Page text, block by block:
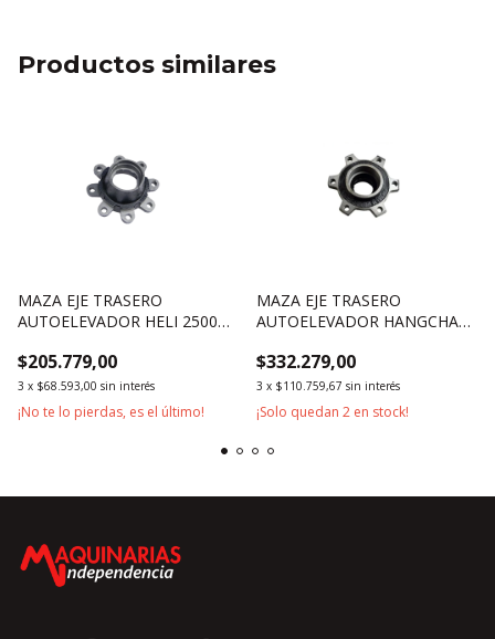
Productos similares
MAZA EJE TRASERO
AUTOELEVADOR HELI 2500KG
$205.779,00
3 x $68.593,00 sin interés
¡No te lo pierdas, es el último!
MAZA EJE TRASERO
AUTOELEVADOR HANGCHA
3500KG
$332.279,00
3 x $110.759,67 sin interés
¡Solo quedan 2 en stock!